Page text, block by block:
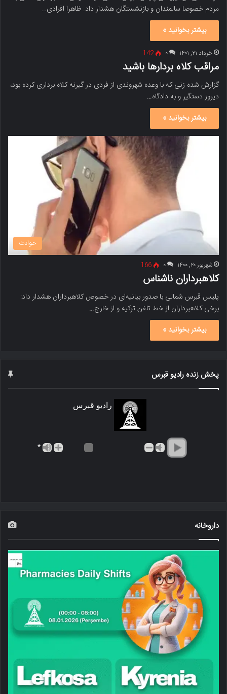
مردم خصوصا سالمندان و بازنشستگان هشدار داد. ظاهرا افرادی…
بیشتر بخوانید »
خرداد ۲۱, ۱۴۰۱ ۰ 142
مراقب کلاه بردارها باشید
گزارش شده زنی که با وعده شهروندی از فردی در گیرنه کلاه برداری کرده بود،
دیروز دستگیر و به دادگاه…
بیشتر بخوانید »
حوادث
شهریور ۲۰, ۱۴۰۰ ۰ 166
کلاهبرداران ناشناس
پلیس قبرس شمالی با صدور بیانیه‌ای در خصوص کلاهبرداران هشدار داد:
برخی کلاهبرداران از خط تلفن ترکیه و از خارج…
بیشتر بخوانید »
پخش زنده رادیو قبرس
رادیو قبرس
*
داروخانه